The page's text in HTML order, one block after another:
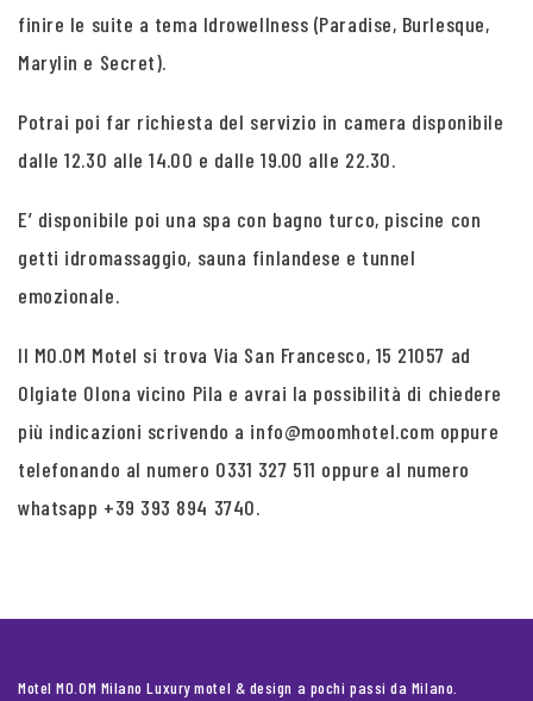
finire le suite a tema Idrowellness (Paradise, Burlesque,
Marylin e Secret).
Potrai poi far richiesta del servizio in camera disponibile
dalle 12.30 alle 14.00 e dalle 19.00 alle 22.30.
E’ disponibile poi una spa con bagno turco, piscine con
getti idromassaggio, sauna finlandese e tunnel
emozionale.
Il MO.OM Motel si trova Via San Francesco, 15 21057 ad
Olgiate Olona vicino Pila e avrai la possibilità di chiedere
più indicazioni scrivendo a info@moomhotel.com oppure
telefonando al numero 0331 327 511 oppure al numero
whatsapp +39 393 894 3740.
Motel MO.OM Milano Luxury motel & design a pochi passi da Milano.